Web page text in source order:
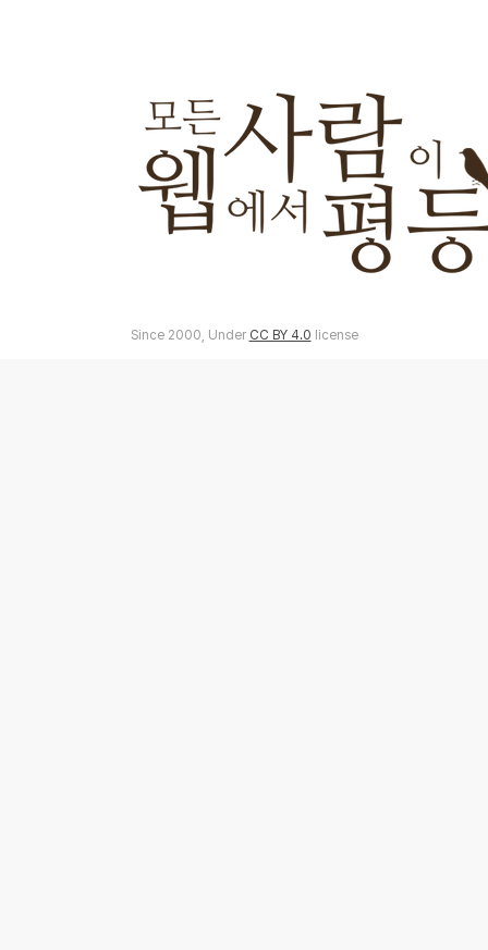
Since 2000, Under CC BY 4.0 license